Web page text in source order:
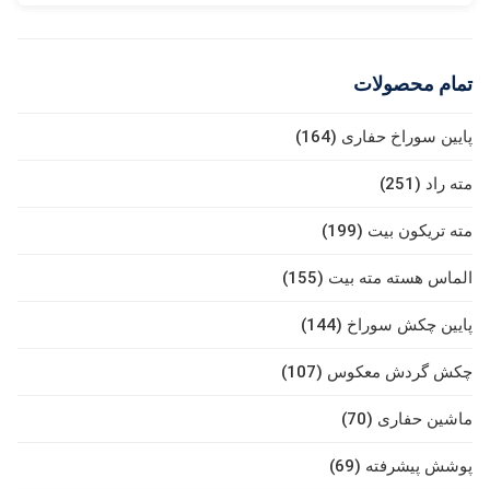
تمام محصولات
پایین سوراخ حفاری (164)
مته راد (251)
مته تریکون بیت (199)
الماس هسته مته بیت (155)
پایین چکش سوراخ (144)
چکش گردش معکوس (107)
ماشین حفاری (70)
پوشش پیشرفته (69)